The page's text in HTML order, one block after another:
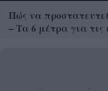
Πώς να
– Τα 6 μέτρα για τις